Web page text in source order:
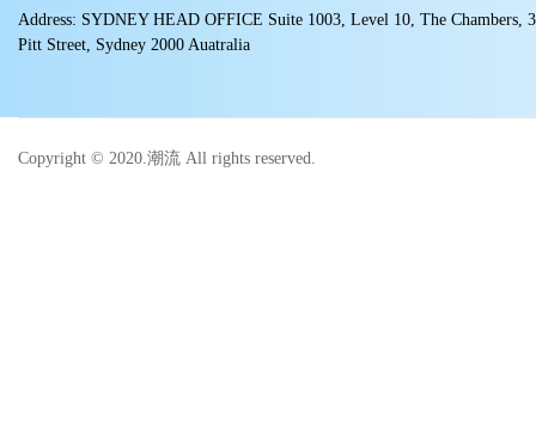
Address: SYDNEY HEAD OFFICE Suite 1003, Level 10, The Chambers,
Pitt Street, Sydney 2000 Auatralia
Copyright © 2020.潮流 All rights reserved.